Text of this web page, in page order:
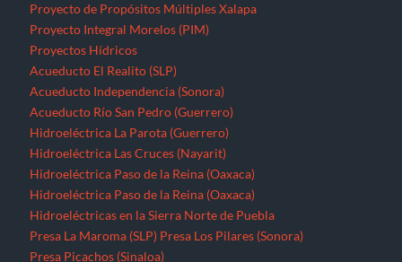
Proyecto de Propósitos Múltiples Xalapa
Proyecto Integral Morelos (PIM)
Proyectos Hídricos
Acueducto El Realito (SLP)
Acueducto Independencia (Sonora)
Acueducto Río San Pedro (Guerrero)
Hidroeléctrica La Parota (Guerrero)
Hidroeléctrica Las Cruces (Nayarit)
Hidroeléctrica Paso de la Reina (Oaxaca)
Hidroeléctrica Paso de la Reina (Oaxaca)
Hidroeléctricas en la Sierra Norte de Puebla
Presa La Maroma (SLP) Presa Los Pilares (Sonora)
Presa Picachos (Sinaloa)